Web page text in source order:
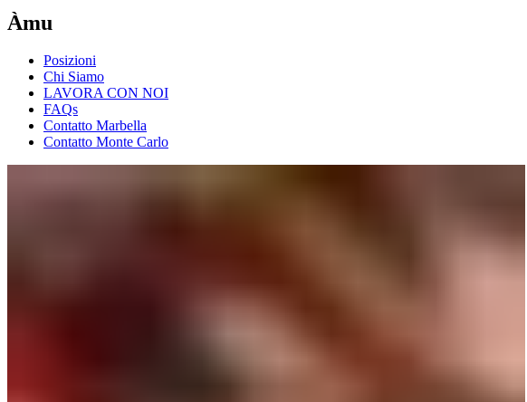
Àmu
Posizioni
Chi Siamo
LAVORA CON NOI
FAQs
Contatto Marbella
Contatto Monte Carlo